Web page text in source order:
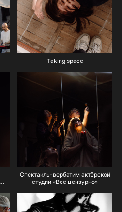
Taking space
Спектакль-вербатим актёрской
студии «Всё цензурно»